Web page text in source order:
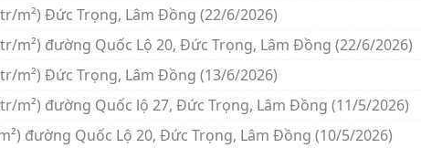
m²) Đức Trọng, Lâm Đồng (22/6/2026)
m²) đường Quốc Lộ 20, Đức Trọng, Lâm Đồng (22/6/2026)
m²) Đức Trọng, Lâm Đồng (13/6/2026)
m²) đường Quốc lộ 27, Đức Trọng, Lâm Đồng (11/5/2026)
đường Quốc Lộ 20, Đức Trọng, Lâm Đồng (10/5/2026)